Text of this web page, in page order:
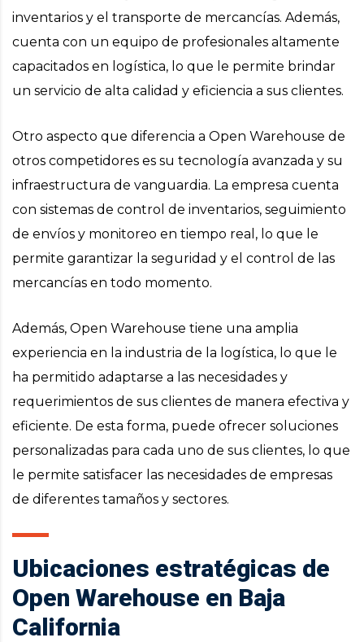
inventarios y el transporte de mercancías. Además,
cuenta con un equipo de profesionales altamente
capacitados en logística, lo que le permite brindar
un servicio de alta calidad y eficiencia a sus clientes.
Otro aspecto que diferencia a Open Warehouse de
otros competidores es su tecnología avanzada y su
infraestructura de vanguardia. La empresa cuenta
con sistemas de control de inventarios, seguimiento
de envíos y monitoreo en tiempo real, lo que le
permite garantizar la seguridad y el control de las
mercancías en todo momento.
Además, Open Warehouse tiene una amplia
experiencia en la industria de la logística, lo que le
ha permitido adaptarse a las necesidades y
requerimientos de sus clientes de manera efectiva y
eficiente. De esta forma, puede ofrecer soluciones
personalizadas para cada uno de sus clientes, lo que
le permite satisfacer las necesidades de empresas
de diferentes tamaños y sectores.
Ubicaciones estratégicas de
Open Warehouse en Baja
California